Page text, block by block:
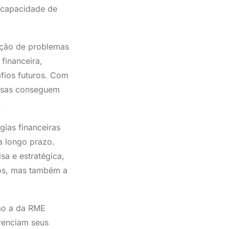
de
de problemas
futuros. Com
conseguem
financeiras
longo prazo.
e estratégica,
mas também a
a da RME
seus